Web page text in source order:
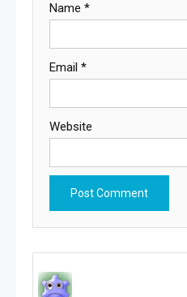
Name *
Email *
Website